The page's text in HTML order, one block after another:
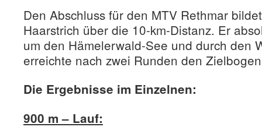
Den Abschluss für den MTV Rethmar
Haarstrich über die 10-km-Distanz. Er
um den Hämelerwald-See und durch den
erreichte nach zwei Runden den
Die Ergebnisse im Einzelnen:
900 m – Lauf: